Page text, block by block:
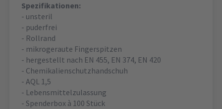
Spezifikationen:
- unsteril
- puderfrei
- Rollrand
- mikrogeraute Fingerspitzen
- hergestellt nach EN 455, EN 374, EN 420
- Chemikalienschutzhandschuh
- AQL 1,5
- Lebensmittelzulassung
- Spenderbox à 100 Stück